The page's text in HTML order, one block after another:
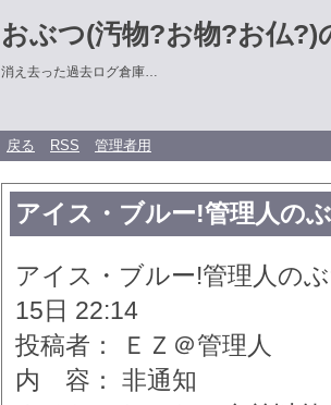
おぶつ(汚物?お物?お仏?)
消え去った過去ログ倉庫…
戻る RSS 管理者用
アイス・ブルー!管理人の
アイス・ブルー!管理人の
15日 22:14
投稿者： ＥＺ＠管理人
内 容： 非通知